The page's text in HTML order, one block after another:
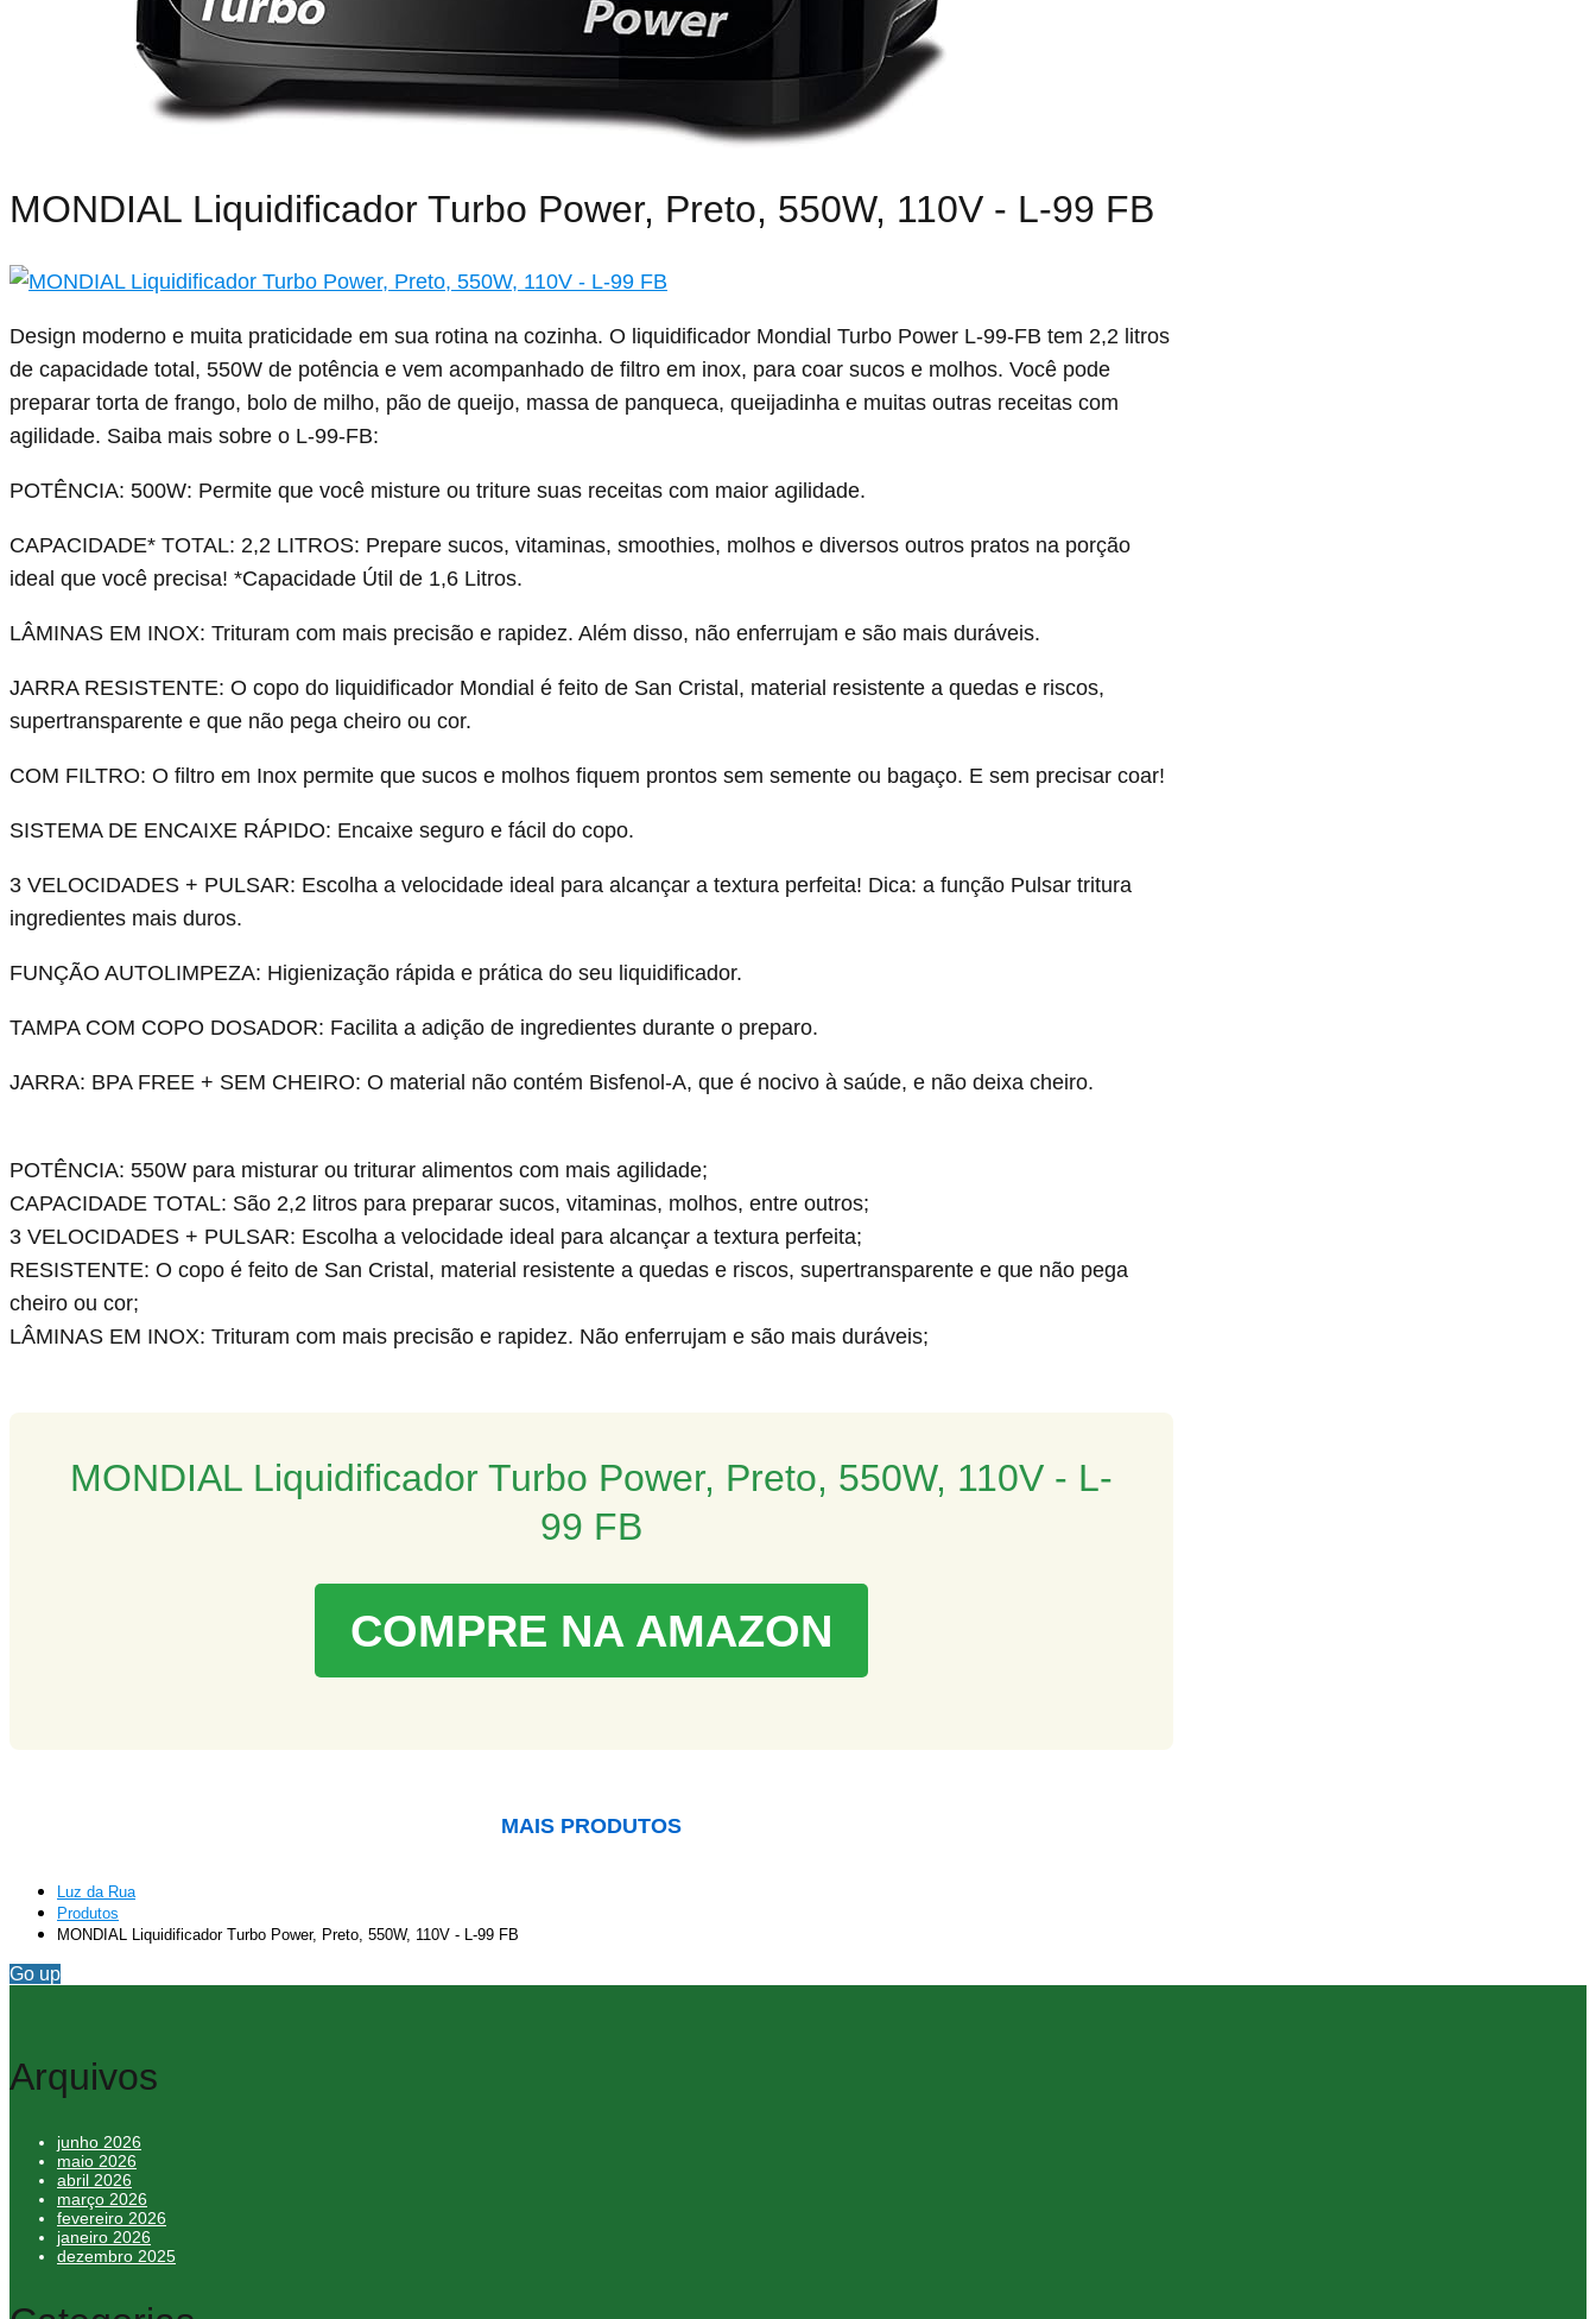
MONDIAL Liquidificador Turbo Power, Preto, 550W, 110V - L-99 FB
Design moderno e muita praticidade em sua rotina na cozinha. O liquidificador Mondial Turbo Power L-99-FB tem 2,2 litros
de capacidade total, 550W de potência e vem acompanhado de filtro em inox, para coar sucos e molhos. Você pode
preparar torta de frango, bolo de milho, pão de queijo, massa de panqueca, queijadinha e muitas outras receitas com
agilidade. Saiba mais sobre o L-99-FB:
POTÊNCIA: 500W: Permite que você misture ou triture suas receitas com maior agilidade.
CAPACIDADE* TOTAL: 2,2 LITROS: Prepare sucos, vitaminas, smoothies, molhos e diversos outros pratos na porção
ideal que você precisa! *Capacidade Útil de 1,6 Litros.
LÂMINAS EM INOX: Trituram com mais precisão e rapidez. Além disso, não enferrujam e são mais duráveis.
JARRA RESISTENTE: O copo do liquidificador Mondial é feito de San Cristal, material resistente a quedas e riscos,
supertransparente e que não pega cheiro ou cor.
COM FILTRO: O filtro em Inox permite que sucos e molhos fiquem prontos sem semente ou bagaço. E sem precisar coar!
SISTEMA DE ENCAIXE RÁPIDO: Encaixe seguro e fácil do copo.
3 VELOCIDADES + PULSAR: Escolha a velocidade ideal para alcançar a textura perfeita! Dica: a função Pulsar tritura
ingredientes mais duros.
FUNÇÃO AUTOLIMPEZA: Higienização rápida e prática do seu liquidificador.
TAMPA COM COPO DOSADOR: Facilita a adição de ingredientes durante o preparo.
JARRA: BPA FREE + SEM CHEIRO: O material não contém Bisfenol-A, que é nocivo à saúde, e não deixa cheiro.
POTÊNCIA: 550W para misturar ou triturar alimentos com mais agilidade;
CAPACIDADE TOTAL: São 2,2 litros para preparar sucos, vitaminas, molhos, entre outros;
3 VELOCIDADES + PULSAR: Escolha a velocidade ideal para alcançar a textura perfeita;
RESISTENTE: O copo é feito de San Cristal, material resistente a quedas e riscos, supertransparente e que não pega
cheiro ou cor;
LÂMINAS EM INOX: Trituram com mais precisão e rapidez. Não enferrujam e são mais duráveis;
MONDIAL Liquidificador Turbo Power, Preto, 550W, 110V - L-
99 FB
COMPRE NA AMAZON
MAIS PRODUTOS
Luz da Rua
Produtos
MONDIAL Liquidificador Turbo Power, Preto, 550W, 110V - L-99 FB
Go up
Arquivos
junho 2026
maio 2026
abril 2026
março 2026
fevereiro 2026
janeiro 2026
dezembro 2025